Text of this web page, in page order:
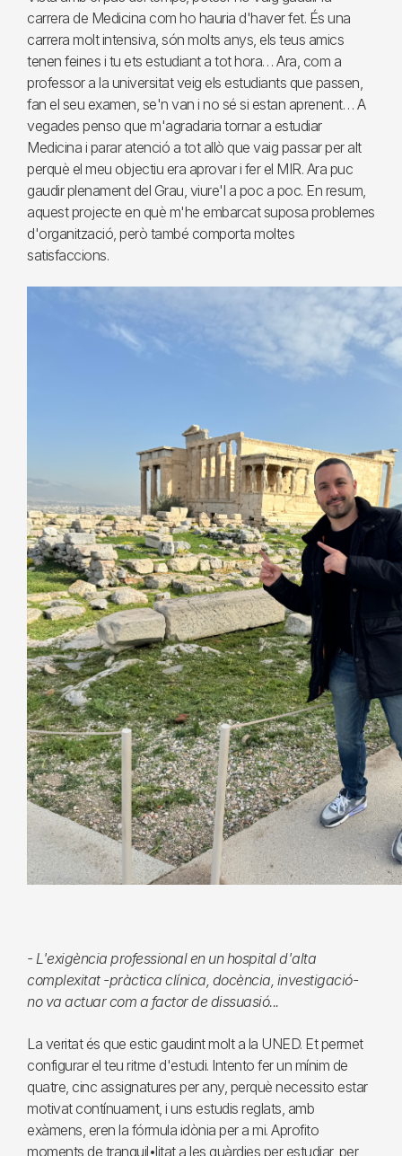
carrera de Medicina com ho hauria d'haver fet. És una
carrera molt intensiva, són molts anys, els teus amics
tenen feines i tu ets estudiant a tot hora… Ara, com a
professor a la universitat veig els estudiants que passen,
fan el seu examen, se'n van i no sé si estan aprenent… A
vegades penso que m'agradaria tornar a estudiar
Medicina i parar atenció a tot allò que vaig passar per alt
perquè el meu objectiu era aprovar i fer el MIR. Ara puc
gaudir plenament del Grau, viure'l a poc a poc. En resum,
aquest projecte en què m'he embarcat suposa problemes
d'organització, però també comporta moltes
satisfaccions.
- L'exigència professional en un hospital d'alta
complexitat -pràctica clínica, docència, investigació-
no va actuar com a factor de dissuasió...
La veritat és que estic gaudint molt a la UNED. Et permet
configurar el teu ritme d'estudi. Intento fer un mínim de
quatre, cinc assignatures per any, perquè necessito estar
motivat contínuament, i uns estudis reglats, amb
exàmens, eren la fórmula idònia per a mi. Aprofito
moments de tranquil•litat a les guàrdies per estudiar, per